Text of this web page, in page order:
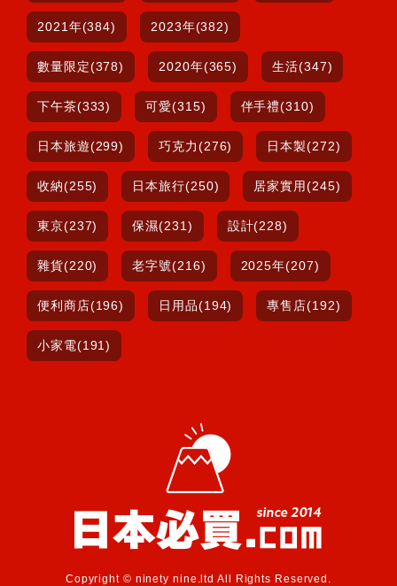
2021年(384) 2023年(382)
數量限定(378) 2020年(365) 生活(347)
下午茶(333) 可愛(315) 伴手禮(310)
日本旅遊(299) 巧克力(276) 日本製(272)
收納(255) 日本旅行(250) 居家實用(245)
東京(237) 保濕(231) 設計(228)
雜貨(220) 老字號(216) 2025年(207)
便利商店(196) 日用品(194) 專售店(192)
小家電(191)
Copyright © ninety nine.ltd All Rights Reserved.